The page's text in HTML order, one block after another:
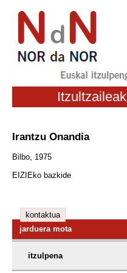
Itzultzaileak
Irantzu Onandia
Bilbo, 1975
EIZIEko bazkide
kontaktua
jarduera mota
itzulpena